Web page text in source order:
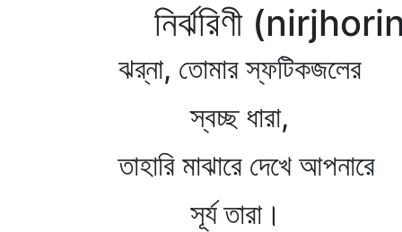
নির্ঝরিণী
ঝর্‌না, তোমার স্ফটিকজলের
স্বচ্ছ ধারা,
তাহারি মাঝারে দেখে আপনারে
সূর্য তারা।